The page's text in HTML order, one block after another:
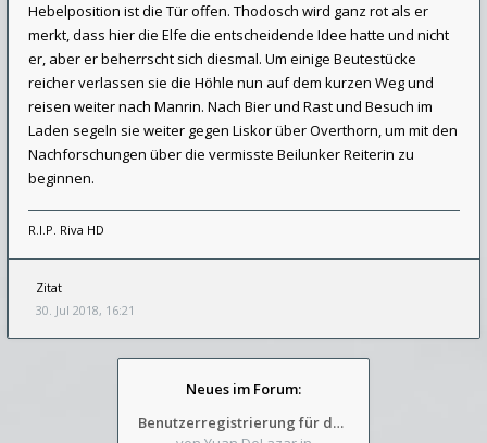
Hebelposition ist die Tür offen. Thodosch wird ganz rot als er
merkt, dass hier die Elfe die entscheidende Idee hatte und nicht
er, aber er beherrscht sich diesmal. Um einige Beutestücke
reicher verlassen sie die Höhle nun auf dem kurzen Weg und
reisen weiter nach Manrin. Nach Bier und Rast und Besuch im
Laden segeln sie weiter gegen Liskor über Overthorn, um mit den
Nachforschungen über die vermisste Beilunker Reiterin zu
beginnen.
R.I.P. Riva HD
Zitat
30. Jul 2018, 16:21
Neues im Forum:
Benutzerregistrierung für das SchickHD-/SchweifHD-Forum gesperrt